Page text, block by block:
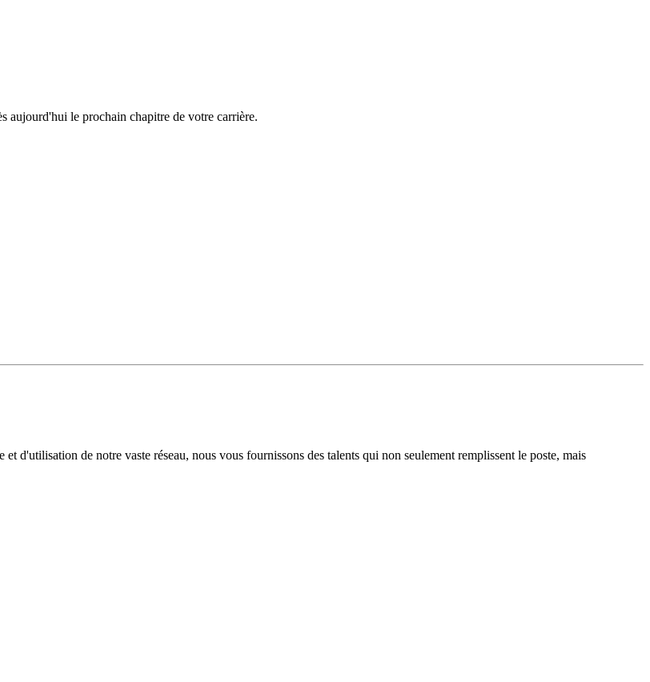
aujourd'hui le prochain chapitre de votre carrière.
d'utilisation de notre vaste réseau, nous vous fournissons des talents qui non seulement remplissent le poste, mais